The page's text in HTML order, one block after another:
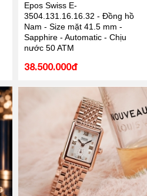
Epos Swiss E-
3504.131.16.16.32 - Đồng hồ
Nam - Size mặt 41.5 mm -
Sapphire - Automatic - Chịu
nước 50 ATM
38.500.000đ